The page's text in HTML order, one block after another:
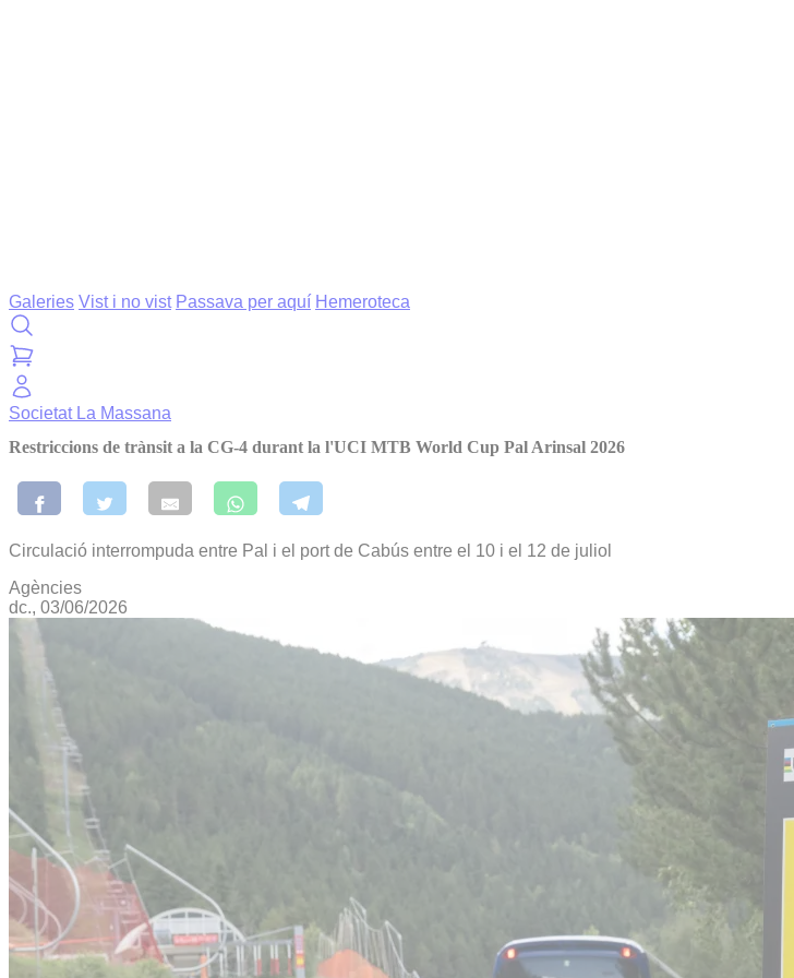
Galeries Vist i no vist Passava per aquí Hemeroteca
Societat La Massana
Restriccions de trànsit a la CG-4 durant la l'UCI MTB World Cup Pal Arinsal 2026
Circulació interrompuda entre Pal i el port de Cabús entre el 10 i el 12 de juliol
Agències
dc., 03/06/2026